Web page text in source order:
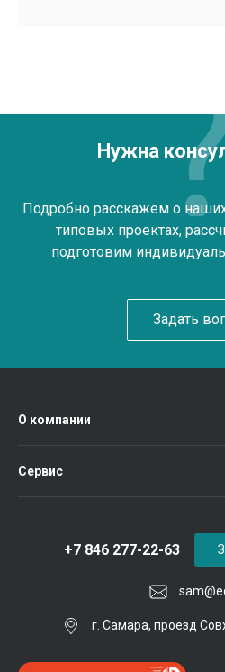
Нужна
Подробно расскажем о
типовых проектах,
подготовим
Задать
О компании
Сервис
+7 846 277-22-63
г. Самара, проезд